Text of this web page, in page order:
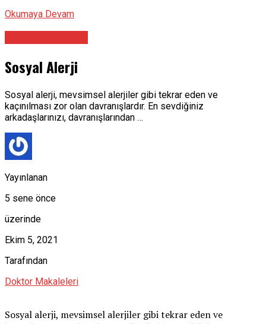
Okumaya Devam
Sosyal Alerji
Sosyal alerji, mevsimsel alerjiler gibi tekrar eden ve
kaçınılması zor olan davranışlardır. En sevdiğiniz
arkadaşlarınızı, davranışlarından …
Yayınlanan
5 sene önce
üzerinde
Ekim 5, 2021
Tarafından
Doktor Makaleleri
Sosyal alerji, mevsimsel alerjiler gibi tekrar eden ve